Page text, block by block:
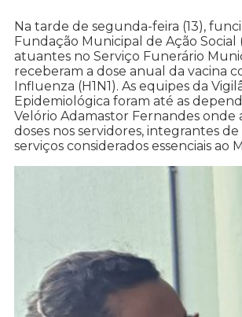
Na tarde de segunda-feira (13),
Fundação Municipal de Ação Social
atuantes no Serviço Funerário
receberam a dose anual da vacina
Influenza (H1N1). As equipes da
Epidemiológica foram até as
Velório Adamastor Fernandes onde
doses nos servidores, integrantes
serviços considerados essenciais ao